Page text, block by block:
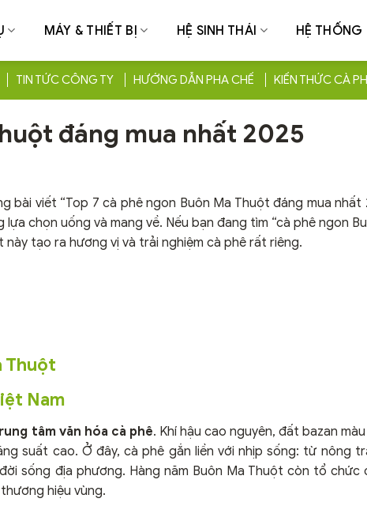
MÁY & THIẾT BỊ HỆ SINH THÁI HỆ THỐNG
TIN TỨC CÔNG TY HƯỚNG DẪN PHA CHẾ KIẾN THỨC CÀ
đáng mua nhất 2025
bài viết “Top 7 cà phê ngon Buôn Ma Thuột đáng mua nhất
chọn uống và mang về. Nếu bạn đang tìm “cà phê ngon
này tạo ra hương vị và trải nghiệm cà phê rất riêng.
Thuột
Nam
tâm văn hóa cà phê. Khí hậu cao nguyên, đất bazan
suất cao. Ở đây, cà phê gắn liền với nhịp sống: từ nông
sống địa phương. Hàng năm Buôn Ma Thuột còn tổ chức
hiệu vùng.